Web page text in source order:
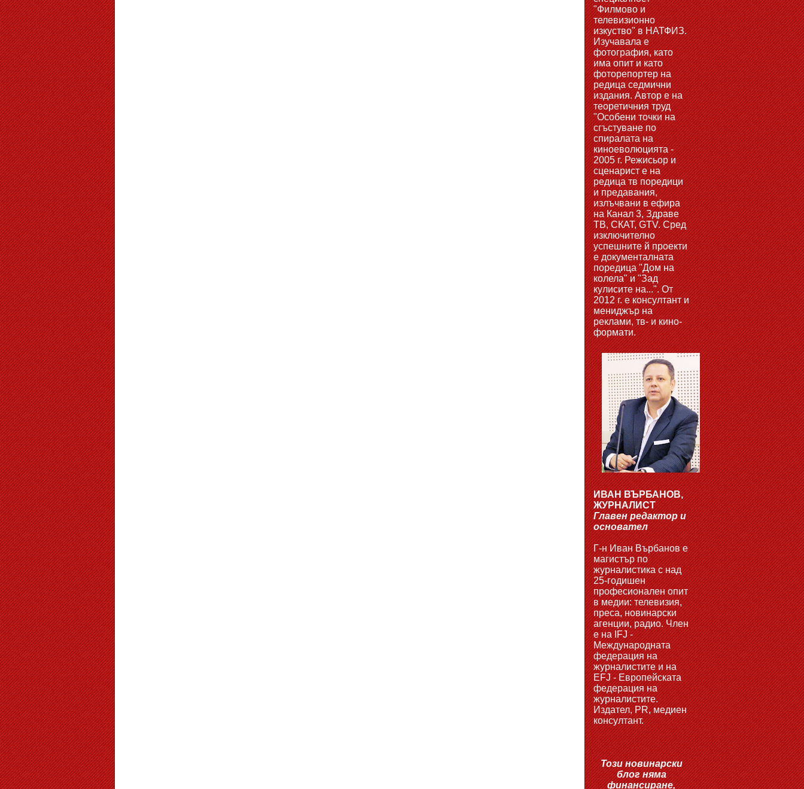
"Филмово и
телевизионно
изкуство" в НАТФИЗ.
Изучавала е
фотография, като
има опит и като
фоторепортер на
редица седмични
издания. Автор е на
теоретичния труд
"Особени точки на
сгъстуване по
спиралата на
киноеволюцията -
2005 г. Режисьор и
сценарист е на
редица тв поредици
и предавания,
излъчвани в ефира
на Канал 3, Здраве
ТВ, СКАТ, GTV. Сред
изключително
успешните й проекти
е документалната
поредица "Дом на
колела" и "Зад
кулисите на...". От
2012 г. е консултант и
мениджър на
реклами, тв- и кино-
формати.
ИВАН ВЪРБАНОВ,
ЖУРНАЛИСТ
Главен редактор и
основател
Г-н Иван Върбанов е
магистър по
журналистика с над
25-годишен
професионален опит
в медии: телевизия,
преса, новинарски
агенции, радио. Член
е на IFJ -
Международната
федерация на
журналистите и на
EFJ - Европейската
федерация на
журналистите.
Издател, PR, медиен
консултант.
Този новинарски
блог няма
финансиране,